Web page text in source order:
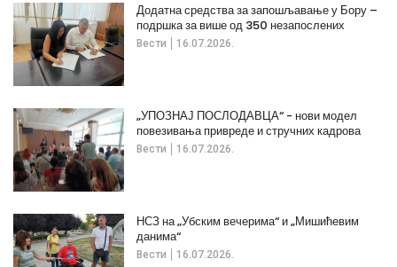
Вести 16.07.2026.
Додатна средства за запошљавање у Бору –
подршка за више од 350 незапослених
Вести 16.07.2026.
„УПОЗНАЈ ПОСЛОДАВЦА“ - нови модел
повезивања привреде и стручних кадрова
Вести 16.07.2026.
НСЗ на „Убским вечерима“ и „Мишићевим
данима“